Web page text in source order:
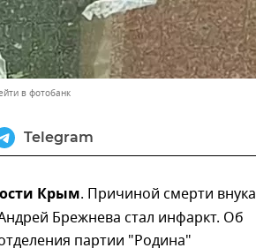
в фотобанк
Telegram
Крым. Причиной смерти внука
Брежнева стал инфаркт. Об
партии "Родина"